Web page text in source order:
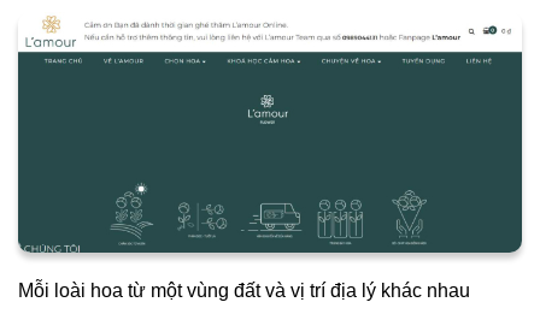
Mỗi loài hoa từ một vùng đất và vị trí địa lý khác nhau